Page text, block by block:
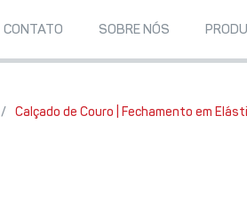
CONTATO SOBRE NÓS
/ Calçado de Couro | Fechamento em